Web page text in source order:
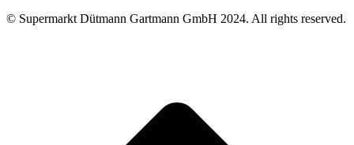
© Supermarkt Dütmann Gartmann GmbH 2024. All rights reserved.